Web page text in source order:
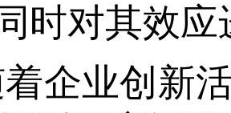
时对其效
着企业创新